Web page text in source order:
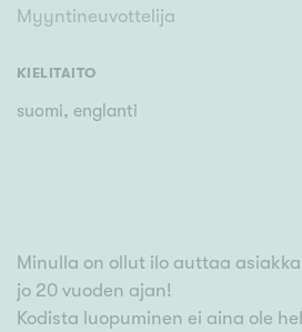
Myyntineuvottelija
KIELITAITO
suomi, englanti
Minulla on ollut ilo auttaa
jo 20 vuoden ajan!
Kodista luopuminen ei aina ole